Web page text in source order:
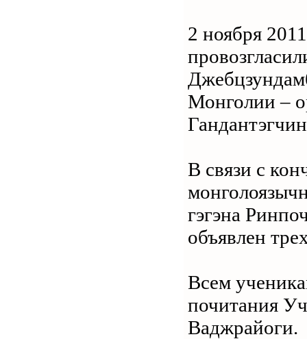
2 ноября
Монголии –
В связи с
гэгэна
объявлен
Всем
почитания
Ваджрайоги.